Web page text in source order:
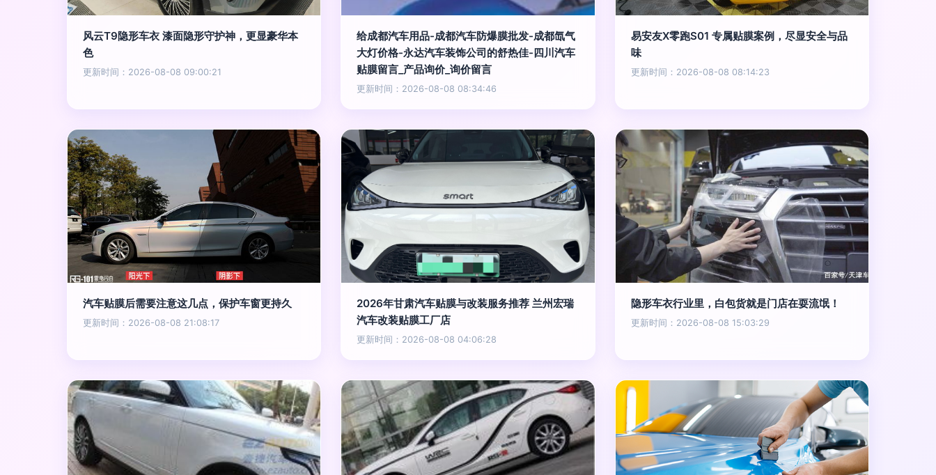
风云T9隐形车衣 漆面隐形守护神，更显豪华本
色
更新时间：2026-08-08 09:00:21
给成都汽车用品-成都汽车防爆膜批发-成都氙气
大灯价格-永达汽车装饰公司的舒热佳-四川汽车
贴膜留言_产品询价_询价留言
更新时间：2026-08-08 08:34:46
易安友X零跑S01 专属贴膜案例，尽显安全与品
味
更新时间：2026-08-08 08:14:23
汽车贴膜后需要注意这几点，保护车窗更持久
更新时间：2026-08-08 21:08:17
2026年甘肃汽车贴膜与改装服务推荐 兰州宏瑞
汽车改装贴膜工厂店
更新时间：2026-08-08 04:06:28
隐形车衣行业里，白包货就是门店在耍流氓！
更新时间：2026-08-08 15:03:29